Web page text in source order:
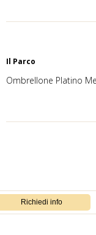
Il Parco
Ombrellone Platino